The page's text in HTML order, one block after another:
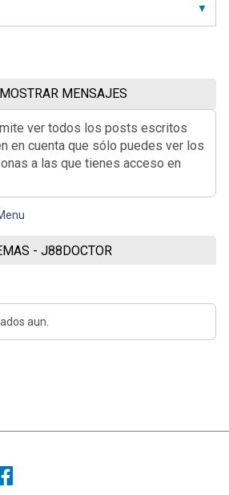
MOSTRAR MENSAJES
ver todos los posts escritos
en cuenta que sólo puedes ver los
a las que tienes acceso en
- J88DOCTOR
aun.
|